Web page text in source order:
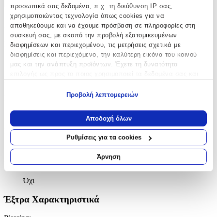
προσωπικά σας δεδομένα, π.χ. τη διεύθυνση IP σας,
χρησιμοποιώντας τεχνολογία όπως cookies για να
αποθηκεύουμε και να έχουμε πρόσβαση σε πληροφορίες στη
συσκευή σας, με σκοπό την προβολή εξατομικευμένων
διαφημίσεων και περιεχομένου, τις μετρήσεις σχετικά με
διαφημίσεις και περιεχόμενο, την καλύτερη εικόνα του κοινού
μας και την ανάπτυξη προϊόντων. Έχετε τη δυνατότητα
Να συλλέξουμε πληροφορίες σχετικά με τη γεωγραφική
σας τοποθεσία, οι οποίες μπορεί να είναι ακριβείς σε
απόσταση μερικών μέτρων
Να αναγνωρίσουμε τη συσκευή σας σαρώνοντας ενεργά
για συγκεκριμένα χαρακτηριστικά (δακτυλικό αποτύπωμα)
Μάθετε περισσότερα σχετικά με τον τρόπο επεξεργασίας των
προσωπικών σας δεδομένων και καθορίστε τις προτιμήσεις σας
στηνενότητα “Λεπτομέρειες”
Δήλωση Cookies.
Προβολή λεπτομερειών
Αποδοχή όλων
Ρυθμίσεις για τα cookies
Άρνηση
Χαρακτηριστικά
Κατασκευαστής:
Bag to Bag
Βασικά Χαρακτηριστικά
Περιοχή:
Αυτιά
Σετ:
Όχι
Έξτρα Χαρακτηριστικά